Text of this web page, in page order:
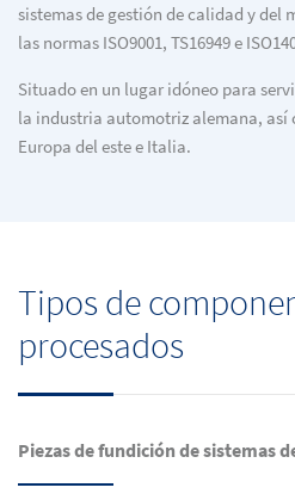
sistemas de gestión de calidad y del
las normas ISO9001, TS16949 e
Situado en un lugar idóneo para
la industria automotriz alemana, así
Europa del este e Italia.
Tipos de
procesados
Piezas de fundición de sistemas